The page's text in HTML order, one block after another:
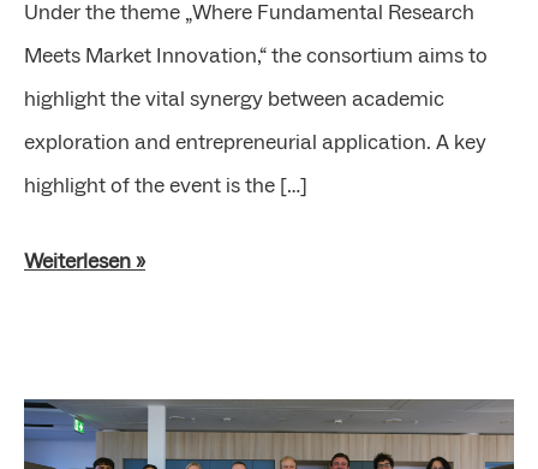
Under the theme „Where Fundamental Research
Meets Market Innovation,“ the consortium aims to
highlight the vital synergy between academic
exploration and entrepreneurial application. A key
highlight of the event is the […]
Weiterlesen »
Rückblick
Innovation